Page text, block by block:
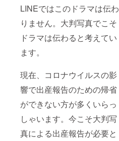
LINEではこのドラマは伝わ
りません。大判写真でこそ
ドラマは伝わると考えてい
ます。
現在、コロナウイルスの影
響で出産報告のための帰省
ができない方が多くいらっ
しゃいます。今こそ大判写
真による出産報告が必要と